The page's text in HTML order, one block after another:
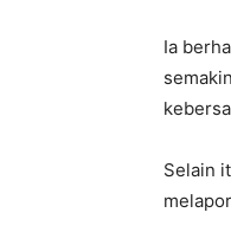
Ia
Selain